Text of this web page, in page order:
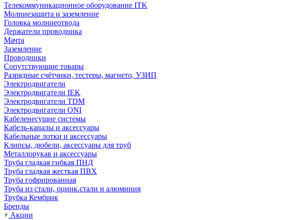
Телекоммуникационное оборудование ITK
Молниезащита и заземление
Головка молниеотвода
Держатели проводника
Мачта
Заземление
Проводники
Сопутствующие товары
Разрядные счётчики, тестеры, магнето, УЗИП
Электродвигатели
Электродвигатели IEK
Электродвигатели TDM
Электродвигатели ONI
Кабеленесущие системы
Кабель-каналы и аксессуары
Кабельные лотки и аксессуары
Клипсы, дюбели, аксессуары для труб
Металлорукав и аксессуары
Труба гладкая гибкая ПНД
Труба гладкая жесткая ПВХ
Труба гофрированная
Труба из стали, оцинк.стали и алюминия
Трубка Кембрик
Бренды
Акции